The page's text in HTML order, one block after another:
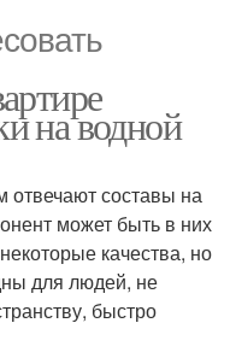
на водной
отвечают составы на
может быть в них
качества, но
для людей, не
быстро